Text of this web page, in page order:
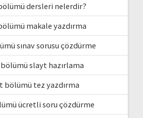
dersleri nelerdir?
makale yazdırma
sınav sorusu çözdürme
slayt hazırlama
bölümü tez yazdırma
ücretli soru çözdürme